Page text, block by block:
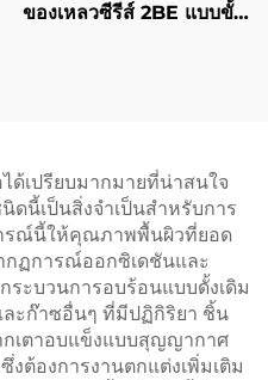
ของเหลวซีรีส์ 2BE แบบขั้น
เปรียบมากมายที่น่าสนใจ
นี้เป็นสิ่งจำเป็นสำหรับการ
รณ์นี้ให้คุณภาพพื้นผิวที่ยอด
กฏการณ์ออกซิเดชันและ
ระบวนการอบร้อนแบบดั้งเดิม
ะก๊าซอื่นๆ ที่มีปฏิกิริยา ชิ้น
เตาอบแข็งแบบสุญญากาศ
ต้องการงานตกแต่งเพิ่มเติม